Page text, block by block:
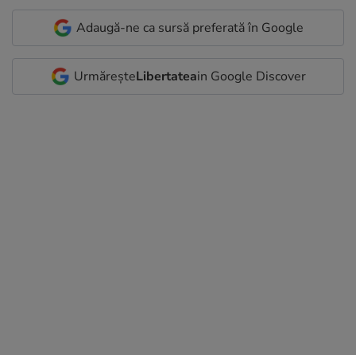
Adaugă-ne ca sursă preferată în Google
UrmăreșteLibertateain Google Discover